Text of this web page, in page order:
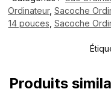
Ordinateur, Sacoche
14 pouces Sacoche
Produits